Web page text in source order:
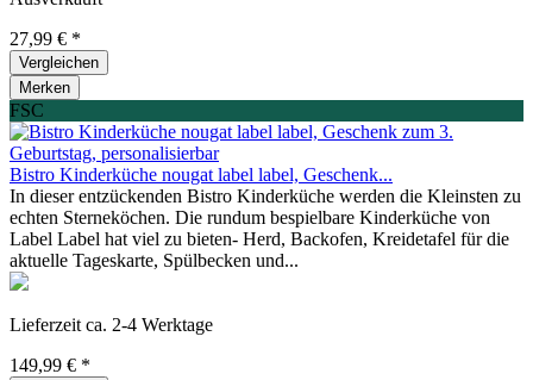
27,99 € *
Vergleichen
Merken
FSC
Bistro Kinderküche nougat label label, Geschenk...
In dieser entzückenden Bistro Kinderküche werden die Kleinsten zu
echten Sterneköchen. Die rundum bespielbare Kinderküche von
Label Label hat viel zu bieten- Herd, Backofen, Kreidetafel für die
aktuelle Tageskarte, Spülbecken und...
Lieferzeit ca. 2-4 Werktage
149,99 € *